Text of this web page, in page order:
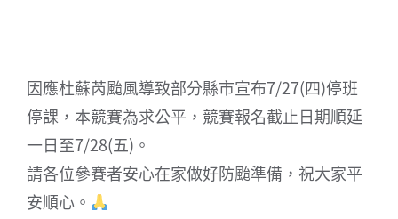
因應杜蘇芮颱風導致部分縣市宣布7/27(四)停班
停課，本競賽為求公平，競賽報名截止日期順延
一日至7/28(五)。
請各位參賽者安心在家做好防颱準備，祝大家平
安順心。